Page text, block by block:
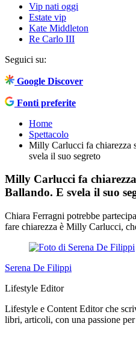
Vip nati oggi
Estate vip
Kate Middleton
Re Carlo III
Seguici su:
Google Discover
Fonti preferite
Home
Spettacolo
Milly Carlucci fa chiarezza
svela il suo segreto
Milly Carlucci fa
Ballando. E svela il suo
Chiara Ferragni potrebbe
fare chiarezza è Milly Carlucci,
Serena De Filippi
Lifestyle Editor
Lifestyle e Content Editor che
libri, articoli, con una passione